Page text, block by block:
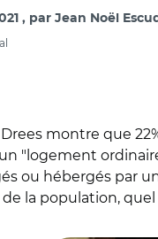
par Jean Noël
montre que
"logement
ou hébergés par
la population,
© C.M et Drees